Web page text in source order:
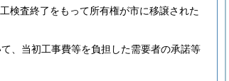
工検査終了をもって所有権が市に移譲された
、当初工事費等を負担した需要者の承諾等